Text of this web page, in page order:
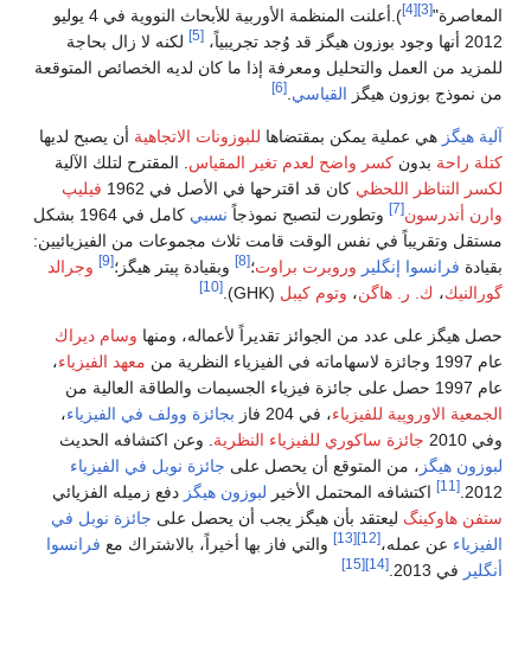
المعاصرة"[3]
[4]
).أعلنت المنظمة الأوربية للأبحاث النووية في 4 يوليو
2012 أنها وجود بوزون هيگز قد وُجد تجريبياً،
[5]
لكنه لا زال بحاجة
للمزيد من العمل والتحليل ومعرفة إذا ما كان لديه الخصائص المتوقعة
من نموذج بوزون هيگز القياسي.
[6]
آلية هيگز هي عملية يمكن بمقتضاها للبوزونات الاتجاهية أن يصبح لديها
كتلة راحة بدون كسر واضح لعدم تغير المقياس. المقترح لتلك الآلية
لكسر التناظر اللحظي كان قد اقترحها في الأصل في 1962
فيليپ
وارن أندرسون[7] وتطورت لتصبح نموذجاً نسبي
كامل في 1964 بشكل
مستقل وتقريباً في نفس الوقت قامت ثلاث مجموعات من الفيزيائيين:
بقيادة فرانسوا إنگلير وروبرت براوت؛[8] وبقيادة پيتر هيگز؛[9]
وجرالد
گورالنيك، ك. ر. هاگن، وتوم كيبل (GHK).
[10]
حصل هيگز على عدد من الجوائز تقديراً لأعماله، ومنها وسام ديراك
عام 1997 وجائزة لاسهاماته في الفيزياء النظرية من
معهد الفيزياء،
عام 1997 حصل على جائزة فيزياء الجسيمات والطاقة العالية من
الجمعية الاوروپية للفيزياء، في 204 فاز بجائزة وولف في الفيزياء،
وفي 2010
جائزة ساكوري للفيزياء النظرية. وعن اكتشافه الحديث
لبوزون هيگز ، من المتوقع أن يحصل على جائزة نوبل في الفيزياء
2012.
[11] اكتشافه المحتمل الأخير لبوزون هيگز دفع زميله الفزيائي
ستفن هاوكينگ ليعتقد بأن هيگز يجب أن يحصل على جائزة نوبل في
الفيزياء عن عمله،[12]
[13] والتي فاز بها أخيراً، بالاشتراك مع فرانسوا
أنگلير في 2013. [14]
[15]